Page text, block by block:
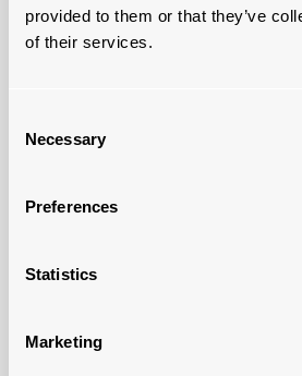
provided to them or that they’ve
of their services.
Selection
Necessary
Preferences
Statistics
Marketing
UN CHARGEMENT PLUS
PLUS EFFICACE POUR